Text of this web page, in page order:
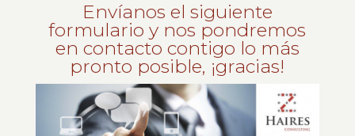
Envíanos el siguiente
formulario y nos pondremos
en contacto contigo lo más
pronto posible, ¡gracias!